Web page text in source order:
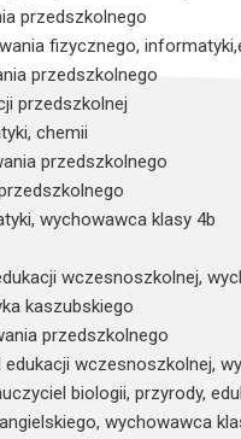
przedszkolnego
fizycznego,
przedszkolnego
przedszkolnej
chemii
przedszkolnego
wychowawca klasy 4b
wczesnoszkolnej,
kaszubskiego
przedszkolnego
wczesnoszkolnej,
biologii, przyrody,
wychowawca